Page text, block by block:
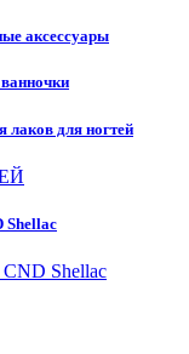
аксессуары
лаков для ногтей
Shellac
Shellac